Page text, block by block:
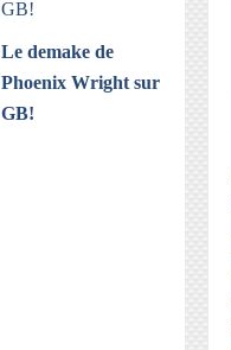
Le demake de
Phoenix Wright sur
GB!